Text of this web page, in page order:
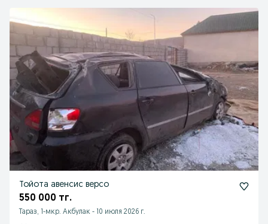
Тойота авенсис версо
550 000 тг.
Тараз, 1-мкр. Акбулак - 10 июля 2026 г.